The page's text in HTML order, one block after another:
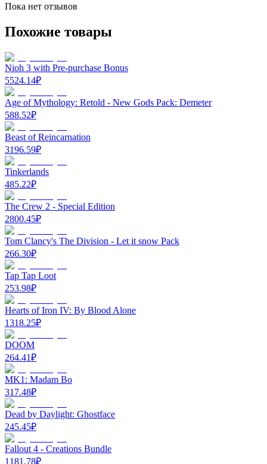
Пока нет отзывов
Похожие товары
Nioh 3 with Pre-purchase Bonus
5524.14₽
Age of Mythology: Retold - New Gods Pack: Demeter
588.52₽
Beast of Reincarnation
3196.59₽
Tinkerlands
485.22₽
The Crew 2 - Special Edition
2800.45₽
Tom Clancy's The Division - Let it snow Pack
266.30₽
Tap Tap Loot
253.98₽
Hearts of Iron IV: By Blood Alone
1318.25₽
DOOM
264.41₽
MK1: Madam Bo
317.48₽
Dead by Daylight: Ghostface
245.45₽
Fallout 4 - Creations Bundle
1181.78₽